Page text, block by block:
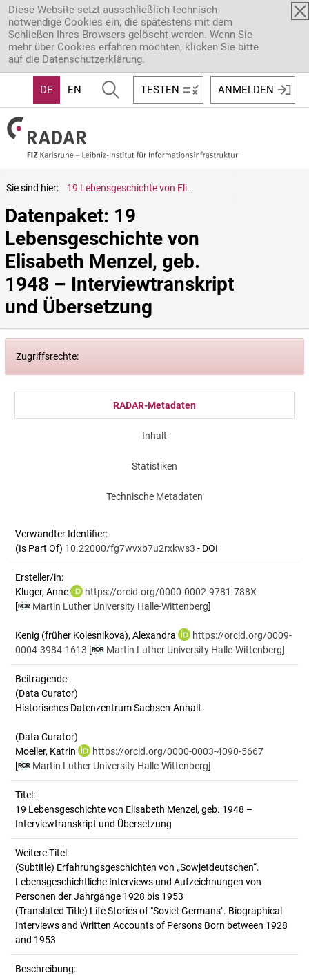
Direkt zum Inhalt
Diese Website setzt ausschließlich technisch
notwendige Cookies ein, die spätestens mit dem
Schließen Ihres Browsers gelöscht werden. Wenn Sie
mehr über Cookies erfahren möchten, klicken Sie bitte
auf die Datenschutzerklärung.
DE EN TESTEN ANMELDEN
Sie sind hier: 19 Lebensgeschichte von Elisabeth Menzel, geb. 1948 – Interviewtranskript und Übersetzung
Datenpaket: 19
Lebensgeschichte von
Elisabeth Menzel, geb.
1948 – Interviewtranskript
und Übersetzung
Zugriffsrechte:
RADAR-Metadaten
Inhalt
Statistiken
Technische Metadaten
Verwandter Identifier:
(Is Part Of) 10.22000/fg7wvxb7u2rxkws3 - DOI
Ersteller/in:
Kluger, Anne
https://orcid.org/0000-0002-9781-788X
[
Martin Luther University Halle-Wittenberg]
Kenig (früher Kolesnikova), Alexandra
https://orcid.org/0009-
0004-3984-1613 [ Martin Luther University Halle-Wittenberg]
Beitragende:
(Data Curator)
Historisches Datenzentrum Sachsen-Anhalt
(Data Curator)
Moeller, Katrin
https://orcid.org/0000-0003-4090-5667
[
Martin Luther University Halle-Wittenberg]
Titel:
19 Lebensgeschichte von Elisabeth Menzel, geb. 1948 –
Interviewtranskript und Übersetzung
Weitere Titel:
(Subtitle) Erfahrungsgeschichten von „Sowjetdeutschen“.
Lebensgeschichtliche Interviews und Aufzeichnungen von
Personen der Jahrgänge 1928 bis 1953
(Translated Title) Life Stories of "Soviet Germans". Biographical
Interviews and Written Accounts of Persons Born between 1928
and 1953
Beschreibung: